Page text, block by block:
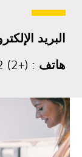
البريد
هاتف :
(+2) 0102-348-8885